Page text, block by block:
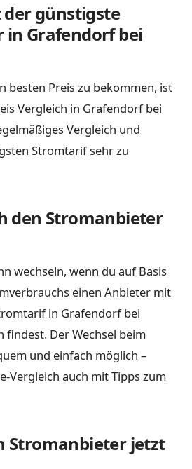
günstigste
Grafendorf bei
besten Preis zu bekommen, ist
Vergleich in Grafendorf bei
Vergleich und
Stromtarif sehr zu
den Stromanbieter
wechseln, wenn du auf Basis
einen Anbieter mit
in Grafendorf bei
findest. Der Wechsel beim
und einfach möglich –
Vergleich auch mit Tipps zum
Stromanbieter jetzt